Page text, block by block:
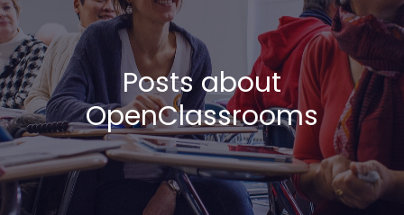
Posts about
OpenClassrooms